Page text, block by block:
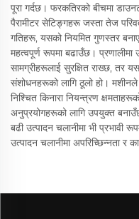
पूरा गर्दछ। फरकतिरको बीचमा
पैरामीटर सेटिङ्गहरू जस्ता तेज
गतिहरू, यसको नियमित गुणस्तर बनाएरॖ
महत्वपूर्ण रूपमा बढाउँछ।
सामग्रीहरूलाई सुरक्षित राख्छ, तर
संशोधनहरूको लागि ठूलो हो।
निश्चित किनारा नियन्त्रण
अनुप्रयोगहरूको लागि उपयुक्त
बढी उत्पादन चलानीमा भी प्रभावी
उत्पादन चलानीमा अपरिच्छिन्नता र